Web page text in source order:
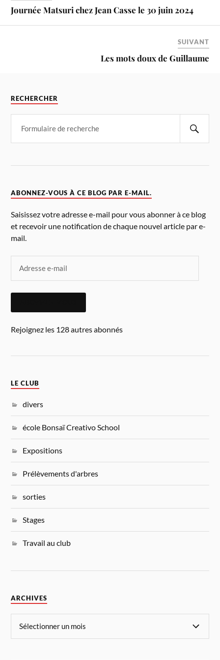
Journée Matsuri chez Jean Casse le 30 juin 2024
SUIVANT
Les mots doux de Guillaume
RECHERCHER
ABONNEZ-VOUS À CE BLOG PAR E-MAIL.
Saisissez votre adresse e-mail pour vous abonner à ce blog
et recevoir une notification de chaque nouvel article par e-
mail.
Rejoignez les 128 autres abonnés
LE CLUB
divers
école Bonsaï Creativo School
Expositions
Prélèvements d'arbres
sorties
Stages
Travail au club
ARCHIVES